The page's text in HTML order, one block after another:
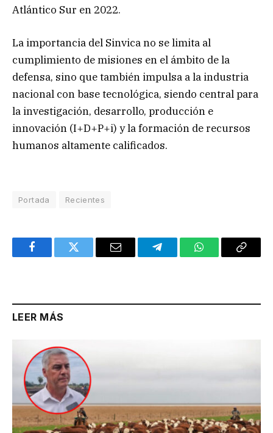
Atlántico Sur en 2022.
La importancia del Sinvica no se limita al
cumplimiento de misiones en el ámbito de la
defensa, sino que también impulsa a la industria
nacional con base tecnológica, siendo central para
la investigación, desarrollo, producción e
innovación (I+D+P+i) y la formación de recursos
humanos altamente calificados.
Portada Recientes
FacebookTwitter Email TelegramWhatsAppCopy
LEER MÁS